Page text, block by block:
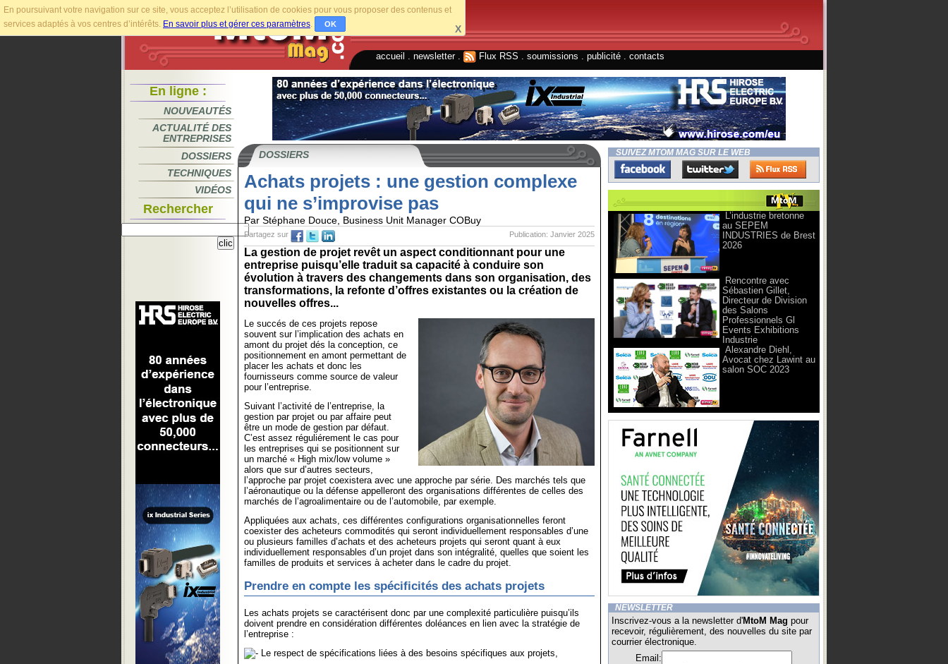
En poursuivant votre navigation sur ce site, vous acceptez l’utilisation de cookies pour vous proposer des contenus et
services adaptés à vos centres d’intérêts. En savoir plus et gérer ces paramètres. OK X
accueil newsletter. Flux RSS soumissions publicité contacts
En ligne :
NOUVEAUTÉS
ACTUALITÉ DES
ENTREPRISES
DOSSIERS
TECHNIQUES
VIDÉOS
Rechercher
DOSSIERS
Achats projets : une gestion complexe
qui ne s’improvise pas
Par Stéphane Douce, Business Unit Manager COBuy
Publication: Janvier 2025
Partagez sur
La gestion de projet revêt un aspect conditionnant pour une
entreprise puisqu’elle traduit sa capacité à conduire son
évolution à travers des changements dans son organisation, des
transformations, la refonte d’offres existantes ou la création de
nouvelles offres...
Le succés de ces projets repose
souvent sur l’implication des achats en
amont du projet dés la conception, ce
positionnement en amont permettant de
placer les achats et donc les
fournisseurs comme source de valeur
pour l’entreprise.
Suivant l’activité de l’entreprise, la
gestion par projet ou par affaire peut
être un mode de gestion par défaut.
C’est assez réguliérement le cas pour
les entreprises qui se positionnent sur
un marché « High mix/low volume »
alors que sur d’autres secteurs,
l’approche par projet coexistera avec une approche par série. Des marchés tels que
l’aéronautique ou la défense appelleront des organisations différentes de celles des
marchés de l’agroalimentaire ou de l’automobile, par exemple.
Appliquées aux achats, ces différentes configurations organisationnelles feront
coexister des acheteurs commodités qui seront individuellement responsables d’une
ou plusieurs familles d’achats et des acheteurs projets qui seront quant à eux
individuellement responsables d’un projet dans son intégralité, quelles que soient les
familles de produits et services à acheter dans le cadre du projet.
Prendre en compte les spécificités des achats projets
Les achats projets se caractérisent donc par une complexité particulière puisqu’ils
doivent prendre en considération différentes doléances en lien avec la stratégie de
l’entreprise :
Le respect de spécifications liées à des besoins spécifiques aux projets,
SUIVEZ MTOM MAG SUR LE WEB
L’industrie bretonne
au SEPEM
INDUSTRIES de Brest
2026
Rencontre avec
Sébastien Gillet,
Directeur de Division
des Salons
Professionnels Gl
Events Exhibitions
Industrie
Alexandre Diehl,
Avocat chez Lawint au
salon SOC 2023
NEWSLETTER
Inscrivez-vous a la newsletter d'MtoM Mag pour
recevoir, régulièrement, des nouvelles du site par
courrier électronique.
Email: